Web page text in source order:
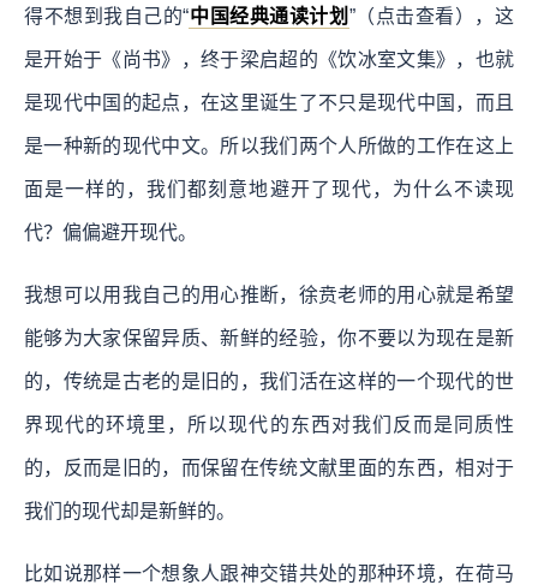
得不想到我自己的“中国经典通读计划 ”（点击查看），这
是开始于《尚书》，终于梁启超的《饮冰室文集》，也就
是现代中国的起点，在这里诞生了不只是现代中国，而且
是一种新的现代中文。所以我们两个人所做的工作在这上
面是一样的，我们都刻意地避开了现代，为什么不读现
代？偏偏避开现代。
我想可以用我自己的用心推断，徐贲老师的用心就是希望
能够为大家保留异质、新鲜的经验，你不要以为现在是新
的，传统是古老的是旧的，我们活在这样的一个现代的世
界现代的环境里，所以现代的东西对我们反而是同质性
的，反而是旧的，而保留在传统文献里面的东西，相对于
我们的现代却是新鲜的。
比如说那样一个想象人跟神交错共处的那种环境，在荷马